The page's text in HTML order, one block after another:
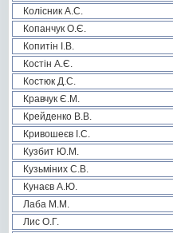
Колісник А.С.
Копанчук О.Є.
Копитін І.В.
Костін А.Є.
Костюк Д.С.
Кравчук Є.М.
Крейденко В.В.
Кривошеєв І.С.
Кузбит Ю.М.
Кузьміних С.В.
Кунаєв А.Ю.
Лаба М.М.
Лис О.Г.